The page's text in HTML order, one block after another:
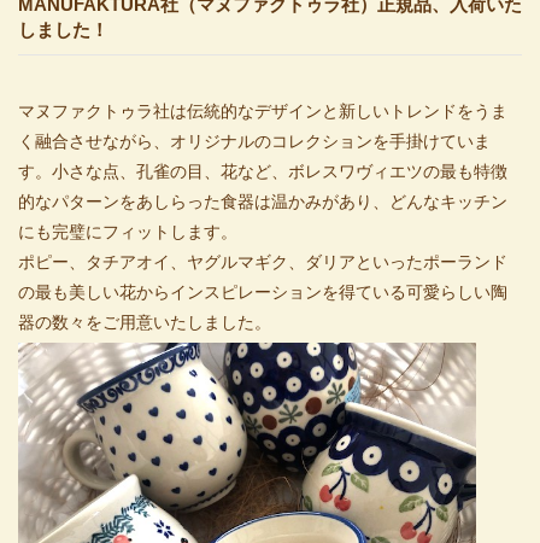
MANUFAKTURA社（マヌファクトゥラ社）正規品、入荷いた
しました！
マヌファクトゥラ社は伝統的なデザインと新しいトレンドをうま
く融合させながら、オリジナルのコレクションを手掛けていま
す。小さな点、孔雀の目、花など、ボレスワヴィエツの最も特徴
的なパターンをあしらった食器は温かみがあり、どんなキッチン
にも完璧にフィットします。
ポピー、タチアオイ、ヤグルマギク、ダリアといったポーランド
の最も美しい花からインスピレーションを得ている可愛らしい陶
器の数々をご用意いたしました。